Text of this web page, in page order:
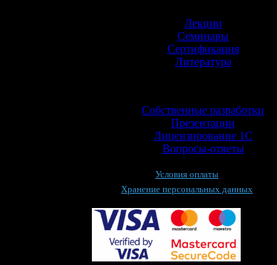
Лекции
Семинары
Сертификация
Литература
Собственные разработки
Презентации
Лицензирование 1С
Вопросы-ответы
Условия оплаты
Хранение персональных данных